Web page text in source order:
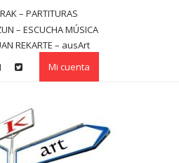
– PARTITURAS
– ESCUCHA MÚSICA
REKARTE – ausArt
Mi cuenta